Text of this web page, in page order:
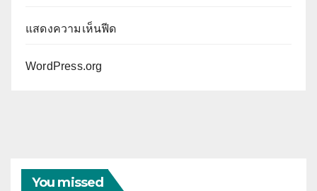
แสดงความเห็นฟีด
WordPress.org
You missed